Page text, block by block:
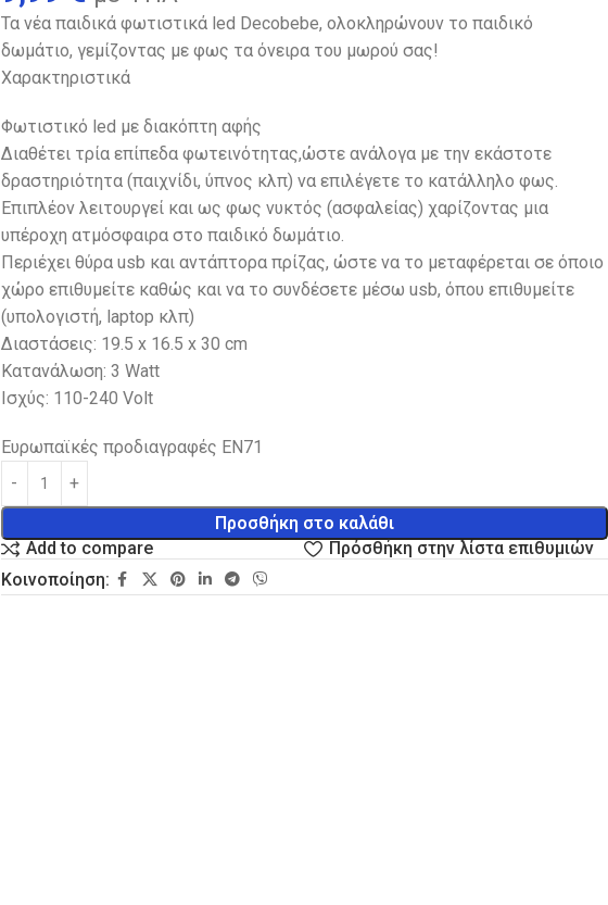
Τα νέα παιδικά φωτιστικά led Decobebe, ολοκληρώνουν το παιδικό
δωμάτιο, γεμίζοντας με φως τα όνειρα του μωρού σας!
Χαρακτηριστικά
Φωτιστικό led με διακόπτη αφής
Διαθέτει τρία επίπεδα φωτεινότητας,ώστε ανάλογα με την εκάστοτε
δραστηριότητα (παιχνίδι, ύπνος κλπ) να επιλέγετε το κατάλληλο φως.
Επιπλέον λειτουργεί και ως φως νυκτός (ασφαλείας) χαρίζοντας μια
υπέροχη ατμόσφαιρα στο παιδικό δωμάτιο.
Περιέχει θύρα usb και αντάπτορα πρίζας, ώστε να το μεταφέρεται σε όποιο
χώρο επιθυμείτε καθώς και να το συνδέσετε μέσω usb, όπου επιθυμείτε
(υπολογιστή, laptop κλπ)
Διαστάσεις: 19.5 x 16.5 x 30 cm
Κατανάλωση: 3 Watt
Ισχύς: 110-240 Volt
Ευρωπαϊκές προδιαγραφές EN71
Προσθήκη στο καλάθι
Add to compare
Πρόσθήκη στην λίστα επιθυμιών
Κοινοποίηση: